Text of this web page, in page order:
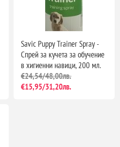
Savic Puppy Trainer Spray -
Спрей за кучета за обучение
в хигиенни навици, 200 мл.
€24,54/48,00лв.
€15,95/31,20лв.